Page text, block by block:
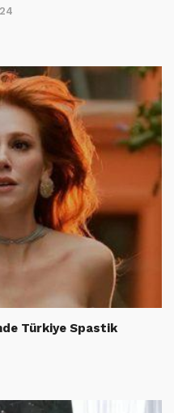
Türkiye Spastik